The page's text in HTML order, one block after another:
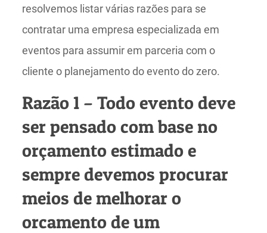
resolvemos listar várias razões para se
contratar uma empresa especializada em
eventos para assumir em parceria com o
cliente o planejamento do evento do zero.
Razão 1 – Todo evento deve
ser pensado com base no
orçamento estimado e
sempre devemos procurar
meios de melhorar o
orcamento de um